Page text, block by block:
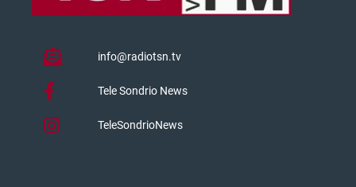
info@radiotsn.tv
Tele Sondrio News
TeleSondrioNews